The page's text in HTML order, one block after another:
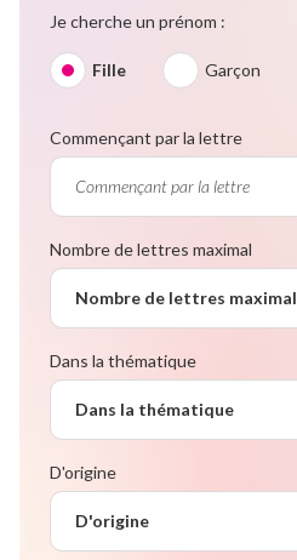
Je cherche un prénom :
Fille Garçon
Commençant par la lettre
Nombre de lettres maximal
Nombre de lettres maximal
Dans la thématique
Dans la thématique
D'origine
D'origine